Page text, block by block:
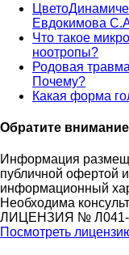
Евдокимова
Что такое
ноотропы?
Родовая
Почему?
Какая форма
Обратите
Информация
публичной офертой
информационный
Необходима
ЛИЦЕНЗИЯ № Л041-
Посмотреть